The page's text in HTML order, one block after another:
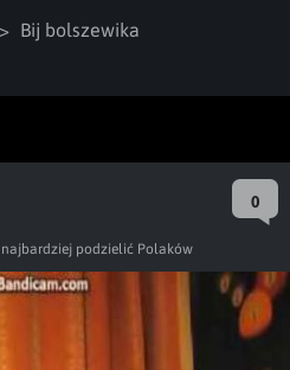
Bij bolszewika
0
podzielić Polaków